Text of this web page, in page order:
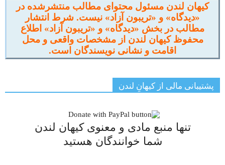
کیهان لندن مسئول محتوای مطالب منتشرشده در
«دیدگاه» و «تریبون آزاد» نیست. شرط انتشار
مطالب در بخش «دیدگاه» و «تریبون آزاد» اطلاع
محفوظ کیهان لندن از مشخصات واقعی و محل
اقامت و نشانی نویسندگان است.
پشتیبانی مالی از کیهانِ لندن
تنها منبع مادی و معنوی کیهان لندن
شما خوانندگان هستید